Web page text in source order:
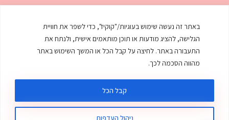
באתר זה נעשה שימוש בעוגיות/"קוקיז", כדי לשפר את חוויית
הגלישה, להציג מודעות או תוכן מותאמים אישית, ולנתח את
התעבורה באתר. לחיצה על קבל הכל או המשך השימוש באתר
מהווה הסכמה לכך.
ניהול העדפות
קבל הכל
מאפים
ממולאים
מרקים
עוגות
עוף